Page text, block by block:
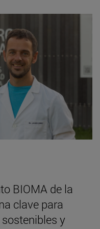
BIOMA de la
clave para
y